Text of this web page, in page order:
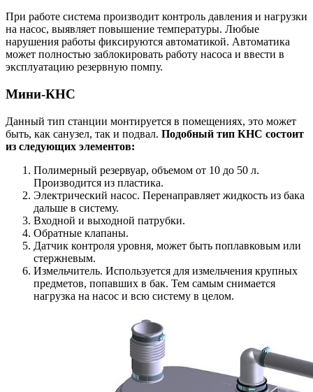
При работе система производит контроль давления и нагрузки
на насос, выявляет повышение температуры. Любые
нарушения работы фиксируются автоматикой. Автоматика
может полностью заблокировать работу насоса и ввести в
эксплуатацию резервную помпу.
Мини-КНС
Данный тип станции монтируется в помещениях, это может
быть, как санузел, так и подвал. Подобный тип КНС состоит
из следующих элементов:
Полимерный резервуар, объемом от 10 до 50 л.
Производится из пластика.
Электрический насос. Перенаправляет жидкость из бака
дальше в систему.
Входной и выходной патрубки.
Обратные клапаны.
Датчик контроля уровня, может быть поплавковым или
стержневым.
Измельчитель. Используется для измельчения крупных
предметов, попавших в бак. Тем самым снимается
нагрузка на насос и всю систему в целом.